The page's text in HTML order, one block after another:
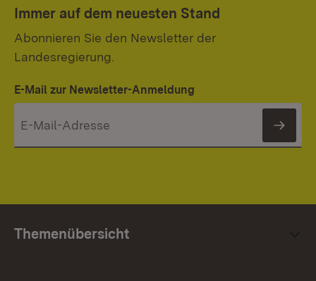
Immer auf dem neuesten Stand
Abonnieren Sie den Newsletter der
Landesregierung.
E-Mail zur Newsletter-Anmeldung
Themenübersicht